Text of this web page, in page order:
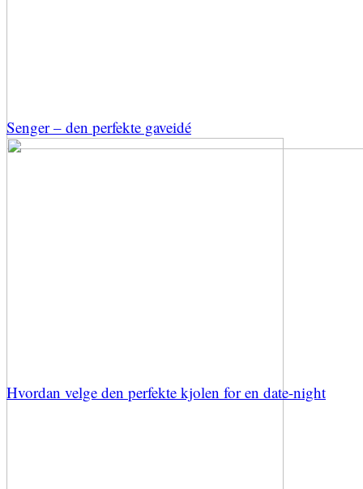
Senger – den perfekte gaveidé
Hvordan velge den perfekte kjolen for en date-night